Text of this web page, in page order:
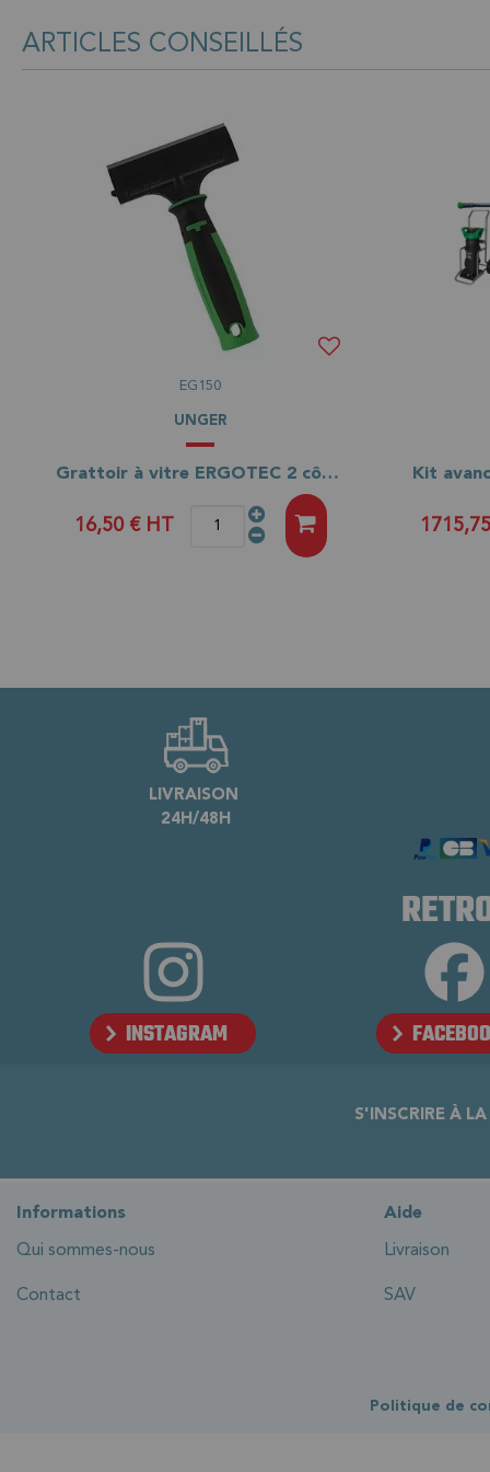
ARTICLES CONSEILLÉS
EG150
UNGER
Grattoir à vitre ERGOTEC 2 côtés acérés 15 cm
16,50 € HT
LIVRAISON
24H/48H
INSTAGRAM
S'INSCRIRE À
Informations
Qui sommes-nous
Contact
Aide
Livraison
SAV
Politique de